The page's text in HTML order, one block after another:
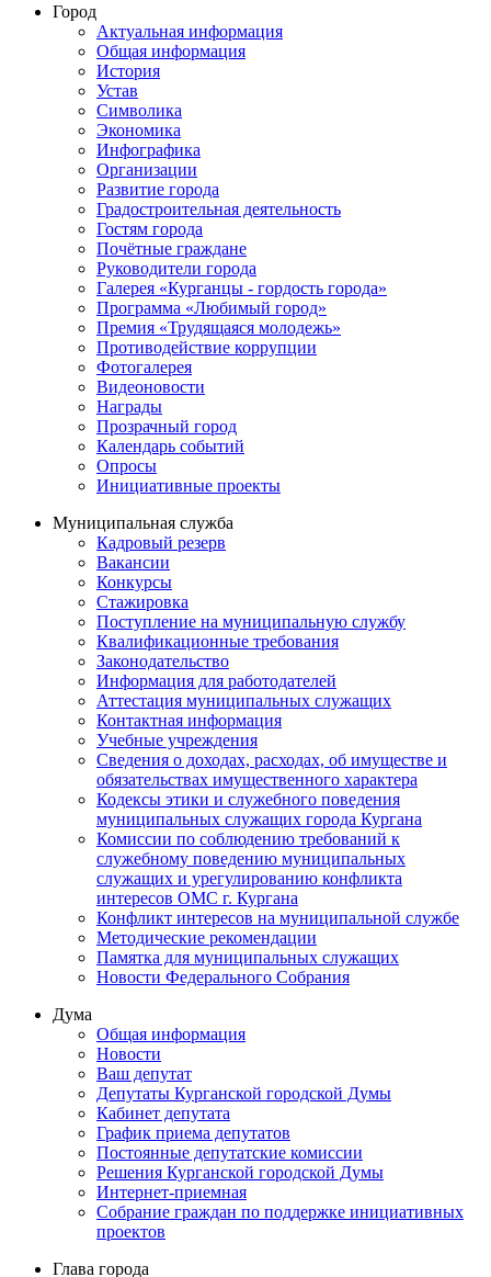
Город
Актуальная информация
Общая информация
История
Устав
Символика
Экономика
Инфографика
Организации
Развитие города
Градостроительная деятельность
Гостям города
Почётные граждане
Руководители города
Галерея «Курганцы - гордость города»
Программа «Любимый город»
Премия «Трудящаяся молодежь»
Противодействие коррупции
Фотогалерея
Видеоновости
Награды
Прозрачный город
Календарь событий
Опросы
Инициативные проекты
Муниципальная служба
Кадровый резерв
Вакансии
Конкурсы
Стажировка
Поступление на муниципальную службу
Квалификационные требования
Законодательство
Информация для работодателей
Аттестация муниципальных служащих
Контактная информация
Учебные учреждения
Сведения о доходах, расходах, об имуществе и
обязательствах имущественного характера
Кодексы этики и служебного поведения
муниципальных служащих города Кургана
Комиссии по соблюдению требований к
служебному поведению муниципальных
служащих и урегулированию конфликта
интересов ОМС г. Кургана
Конфликт интересов на муниципальной службе
Методические рекомендации
Памятка для муниципальных служащих
Новости Федерального Cобрания
Дума
Общая информация
Новости
Ваш депутат
Депутаты Курганской городской Думы
Кабинет депутата
График приема депутатов
Постоянные депутатские комиссии
Решения Курганской городской Думы
Интернет-приемная
Собрание граждан по поддержке инициативных
проектов
Глава города